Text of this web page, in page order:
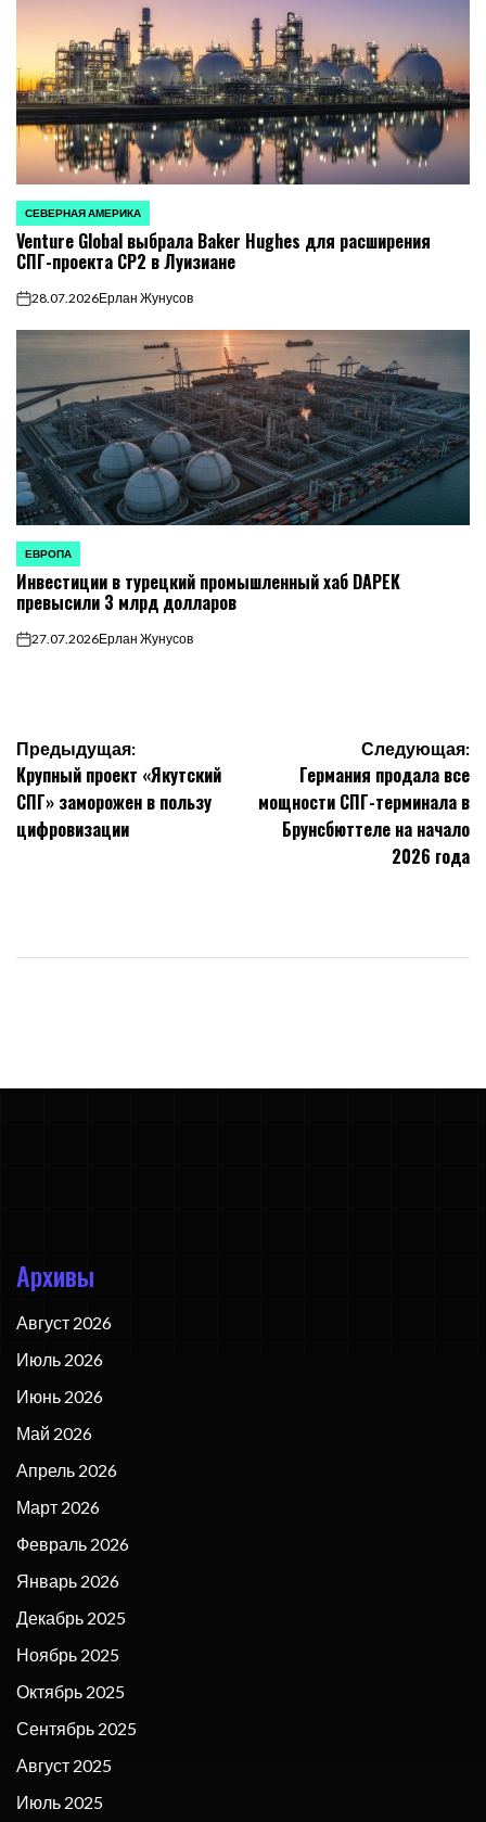
ОПУБЛИКОВАНО
В
СЕВЕРНАЯ АМЕРИКА
Venture Global выбрала Baker Hughes для расширения
СПГ-проекта CP2 в Луизиане
on28.07.2026Ерлан Жунусов
ОПУБЛИКОВАНО
В
ЕВРОПА
Инвестиции в турецкий промышленный хаб DAPEK
превысили 3 млрд долларов
on27.07.2026Ерлан Жунусов
Навигация
по
записям
Предыдущая:
Крупный проект «Якутский
СПГ» заморожен в пользу
цифровизации
Следующая:
Германия продала все
мощности СПГ-терминала в
Брунсбюттеле на начало
2026 года
Архивы
Август 2026
Июль 2026
Июнь 2026
Май 2026
Апрель 2026
Март 2026
Февраль 2026
Январь 2026
Декабрь 2025
Ноябрь 2025
Октябрь 2025
Сентябрь 2025
Август 2025
Июль 2025